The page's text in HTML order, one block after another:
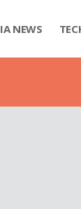
IA NEWS